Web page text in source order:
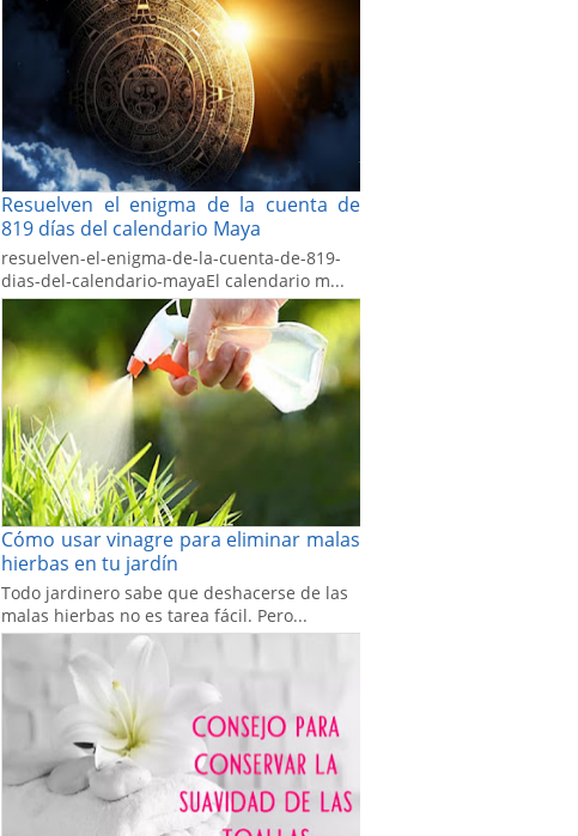
Resuelven el enigma de la cuenta de
819 días del calendario Maya
resuelven-el-enigma-de-la-cuenta-de-819-
dias-del-calendario-mayaEl calendario m...
Cómo usar vinagre para eliminar malas
hierbas en tu jardín
Todo jardinero sabe que deshacerse de las
malas hierbas no es tarea fácil. Pero...